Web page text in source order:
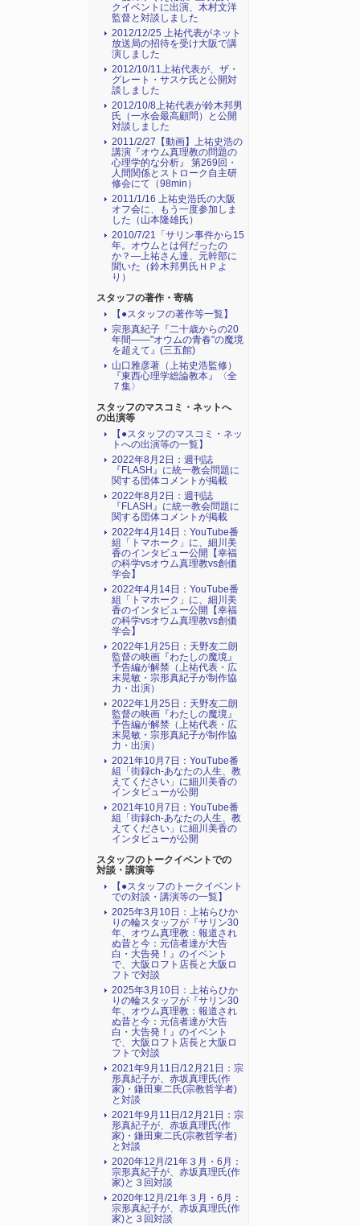
クイベントに出演、木村文洋
監督と対談しました
2012/12/25 上祐代表がネット
放送局の招待を受け大阪で講
演しました
2012/10/11上祐代表が、ザ・
グレート・サスケ氏と公開対
談しました
2012/10/8上祐代表が鈴木邦男
氏（一水会最高顧問）と公開
対談しました
2011/2/27【動画】上祐史浩の
講演『オウム真理教の問題の
心理学的な分析』 第269回・
人間関係とストローク自主研
修会にて（98min）
2011/1/16 上祐史浩氏の大阪
オフ会に、もう一度参加しま
した（山本隆雄氏）
2010/7/21「サリン事件から15
年。オウムとは何だったの
か？―上祐さん達、元幹部に
聞いた（鈴木邦男氏ＨＰよ
り）
スタッフの著作・寄稿
【●スタッフの著作等一覧】
宗形真紀子『二十歳からの20
年間――"オウムの青春"の魔境
を超えて』(三五館)
山口雅彦著（上祐史浩監修）
『東西心理学総論教本』〈全
７集〉
スタッフのマスコミ・ネットへ
の出演等
【●スタッフのマスコミ・ネッ
トへの出演等の一覧】
2022年8月2日：週刊誌
『FLASH』に統一教会問題に
関する団体コメントが掲載
2022年8月2日：週刊誌
『FLASH』に統一教会問題に
関する団体コメントが掲載
2022年4月14日：YouTube番
組「トマホーク」に、細川美
香のインタビュー公開【幸福
の科学vsオウム真理教vs創価
学会】
2022年4月14日：YouTube番
組「トマホーク」に、細川美
香のインタビュー公開【幸福
の科学vsオウム真理教vs創価
学会】
2022年1月25日：天野友二朗
監督の映画『わたしの魔境』
予告編が解禁（上祐代表・広
末晃敏・宗形真紀子が制作協
力・出演）
2022年1月25日：天野友二朗
監督の映画『わたしの魔境』
予告編が解禁（上祐代表・広
末晃敏・宗形真紀子が制作協
力・出演）
2021年10月7日：YouTube番
組「街録ch-あなたの人生、教
えてください」に細川美香の
インタビューが公開
2021年10月7日：YouTube番
組「街録ch-あなたの人生、教
えてください」に細川美香の
インタビューが公開
スタッフのトークイベントでの
対談・講演等
【●スタッフのトークイベント
での対談・講演等の一覧】
2025年3月10日：上祐らひか
りの輪スタッフが『サリン30
年、オウム真理教：報道され
ぬ昔と今：元信者達が大告
白・大告発！』のイベント
で、大阪ロフト店長と大阪ロ
フトで対談
2025年3月10日：上祐らひか
りの輪スタッフが『サリン30
年、オウム真理教：報道され
ぬ昔と今：元信者達が大告
白・大告発！』のイベント
で、大阪ロフト店長と大阪ロ
フトで対談
2021年9月11日/12月21日：宗
形真紀子が、赤坂真理氏(作
家)・鎌田東二氏(宗教哲学者)
と対談
2021年9月11日/12月21日：宗
形真紀子が、赤坂真理氏(作
家)・鎌田東二氏(宗教哲学者)
と対談
2020年12月/21年３月・6月：
宗形真紀子が、赤坂真理氏(作
家)と３回対談
2020年12月/21年３月・6月：
宗形真紀子が、赤坂真理氏(作
家)と３回対談